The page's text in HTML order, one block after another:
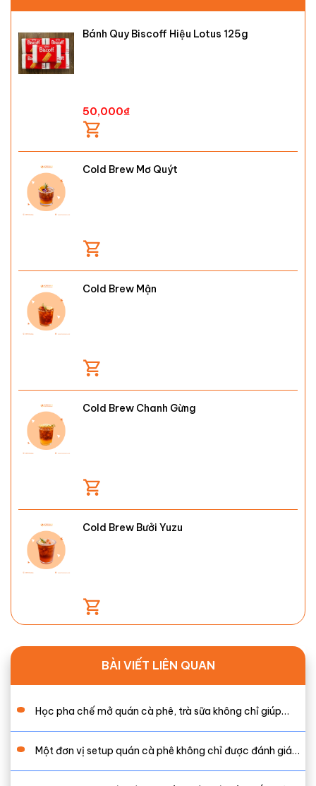
Bánh Quy Biscoff Hiệu Lotus 125g
50,000₫
Cold Brew Mơ Quýt
Cold Brew Mận
Cold Brew Chanh Gừng
Cold Brew Bưởi Yuzu
BÀI VIẾT LIÊN QUAN
Học pha chế mở quán cà phê, trà sữa không chỉ giúp…
Một đơn vị setup quán cà phê không chỉ được đánh giá…